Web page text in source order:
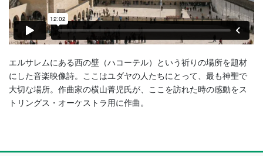
エルサレムにある西の壁（ハコーテル）という祈りの場所を題材
にした音楽映像詩。ここはユダヤの人たちにとって、最も神聖で
大切な場所。作曲家の横山菁児氏が、ここを訪れた時の感動をス
トリングス・オーケストラ用に作曲。